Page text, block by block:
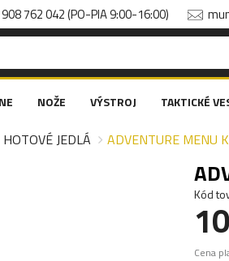
762 042 (PO-PIA 9:00-16:00)
NOŽE VÝSTROJ TAKTICKÉ
HOTOVÉ JEDLÁ ADVENTURE MENU
Kód
10
Cena